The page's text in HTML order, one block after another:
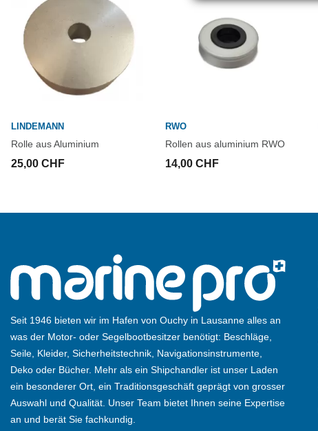
LINDEMANN
Rolle aus Aluminium
25,00 CHF
RWO
Rollen aus aluminium RWO
14,00 CHF
Seit 1946 bieten wir im Hafen von Ouchy in Lausanne alles an
was der Motor- oder Segelbootbesitzer benötigt: Beschläge,
Seile, Kleider, Sicherheitstechnik, Navigationsinstrumente,
Deko oder Bücher. Mehr als ein Shipchandler ist unser Laden
ein besonderer Ort, ein Traditionsgeschäft geprägt von grosser
Auswahl und Qualität. Unser Team bietet Ihnen seine Expertise
an und berät Sie fachkundig.